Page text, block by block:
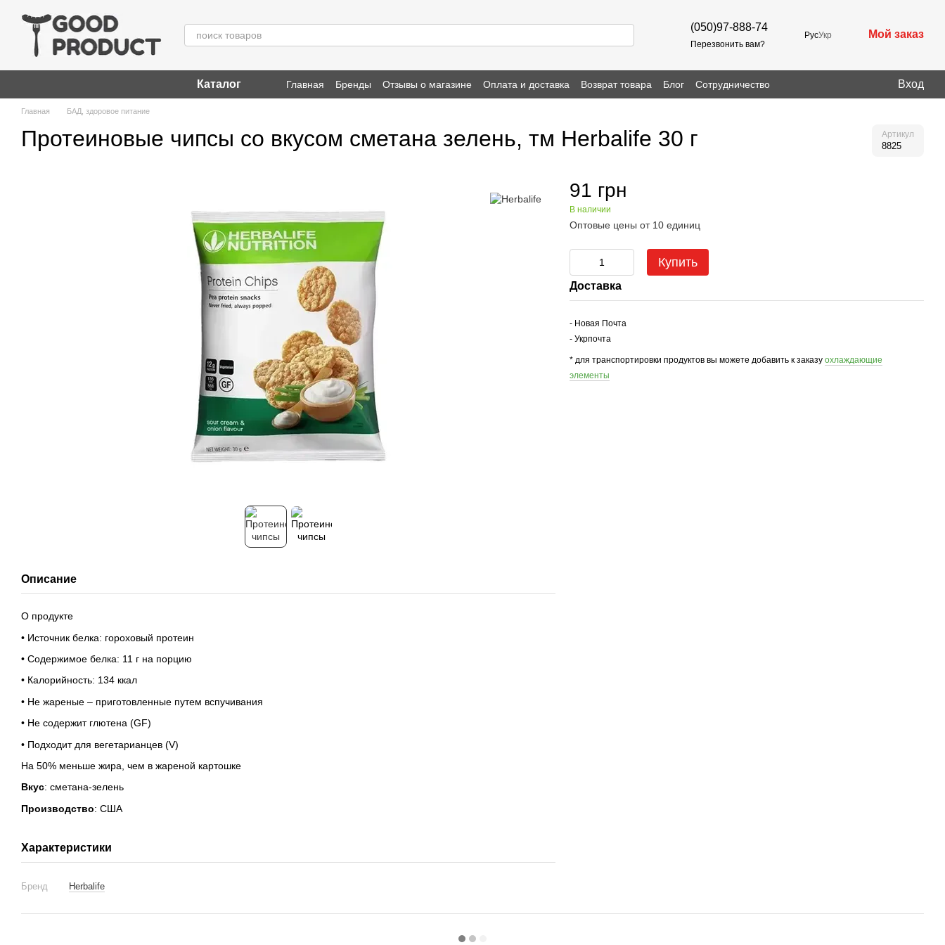
(050)97-888-74
Перезвонить вам?
РусУкр Мой заказ
Каталог Главная Бренды Отзывы о магазине Оплата и доставка Возврат товара Блог Сотрудничество Вход
Главная БАД, здоровое питание
Протеиновые чипсы со вкусом сметана зелень, тм Herbalife 30 г Артикул
8825
Описание
О продукте
• Источник белка: гороховый протеин
• Содержимое белка: 11 г на порцию
• Калорийность: 134 ккал
• Не жареные – приготовленные путем вспучивания
• Не содержит глютена (GF)
• Подходит для вегетарианцев (V)
На 50% меньше жира, чем в жареной картошке
Вкус: сметана-зелень
Производство: США
Характеристики
Бренд Herbalife
91 грн
В наличии
Оптовые цены от 10 единиц
Купить
Доставка
- Новая Почта
- Укрпочта
* для транспортировки продуктов вы можете добавить к заказуохлаждающие
элементы